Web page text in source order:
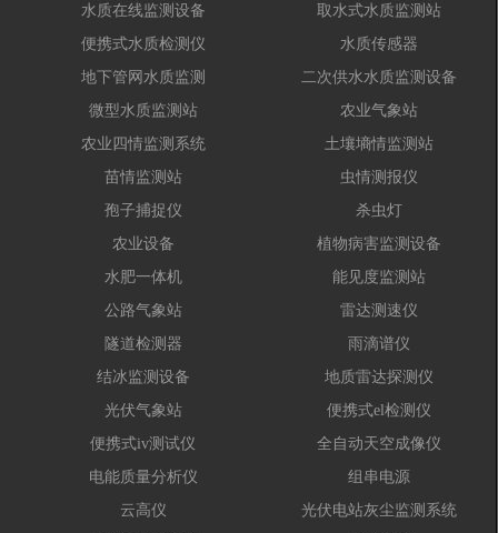
水质在线监测设备
取水式水质监测站
便携式水质检测仪
水质传感器
地下管网水质监测
二次供水水质监测设备
微型水质监测站
农业气象站
农业四情监测系统
土壤墒情监测站
苗情监测站
虫情测报仪
孢子捕捉仪
杀虫灯
农业设备
植物病害监测设备
水肥一体机
能见度监测站
公路气象站
雷达测速仪
隧道检测器
雨滴谱仪
结冰监测设备
地质雷达探测仪
光伏气象站
便携式el检测仪
便携式iv测试仪
全自动天空成像仪
电能质量分析仪
组串电源
云高仪
光伏电站灰尘监测系统